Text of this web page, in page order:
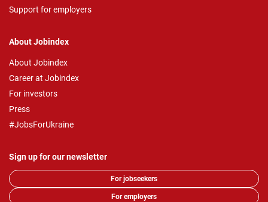
Support for employers
About Jobindex
About Jobindex
Career at Jobindex
For investors
Press
#JobsForUkraine
Sign up for our newsletter
For jobseekers
For employers